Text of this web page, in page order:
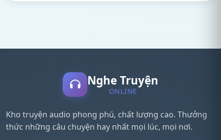
Nghe Truyện
ONLINE
Kho truyện audio phong phú, chất lượng cao. Thưởng
thức những câu chuyện hay nhất mọi lúc, mọi nơi.